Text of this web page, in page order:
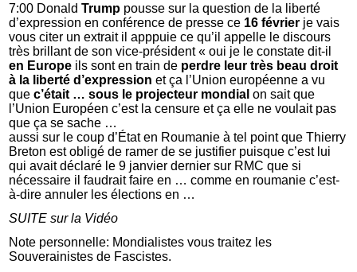
7:00 DonaldTrump pousse sur la question de la liberté
d’expression en conférence de presse ce 16 février je vais
vous citer un extrait il apppuie ce qu’il appelle le discours
très brillant de son vice-président « oui je le constate dit-il
en Europe ils sont en train de perdre leur très beau droit
à la liberté d’expression et ça l’Union européenne a vu
quec’était … sous le projecteur mondial on sait que
l’Union Européen c’est la censure et ça elle ne voulait pas
que ça se sache …
aussi sur le coup d’État en Roumanie à tel point que Thierry
Breton est obligé de ramer de se justifier puisque c’est lui
qui avait déclaré le 9 janvier dernier sur RMC que si
nécessaire il faudrait faire en … comme en roumanie c’est-
à-dire annuler les élections en …
SUITE sur la Vidéo
Note personnelle: Mondialistes vous traitez les
Souverainistes de Fascistes.